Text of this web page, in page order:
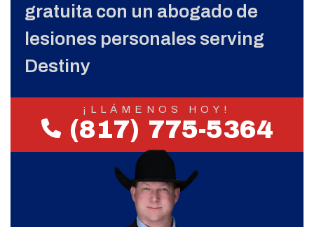
gratuita con un abogado de
lesiones personales serving
Destiny
¡LLÁMENOS HOY!
(817) 775-5364